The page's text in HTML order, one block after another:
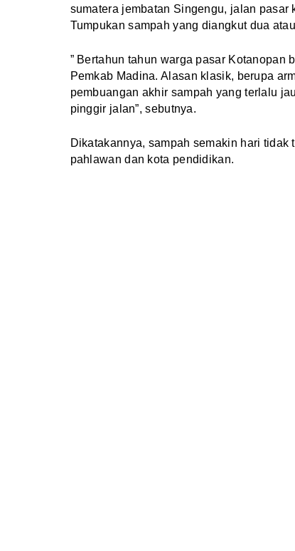
sumatera jembatan Singengu, jalan
Tumpukan sampah yang diangkut dua
” Bertahun tahun warga pasar Kotanopan
Pemkab Madina. Alasan klasik, berupa
pembuangan akhir sampah yang terlalu
pinggir jalan”, sebutnya.
Dikatakannya, sampah semakin hari
pahlawan dan kota pendidikan.